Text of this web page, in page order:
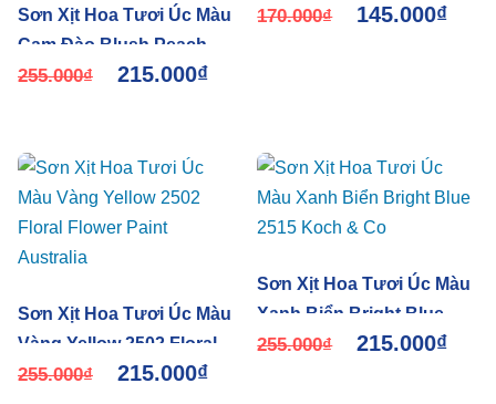
Sơn Xịt Hoa Tươi Úc Màu
Cam Đào Blush Peach
2504 Koch & Co Spray
255.000₫ 215.000₫
170.000₫ 145.000₫
Sơn Xịt Hoa Tươi Úc Màu
Vàng Yellow 2502 Floral
Flower Paint Australia
255.000₫ 215.000₫
Sơn Xịt Hoa Tươi Úc Màu
Xanh Biển Bright Blue
2515 Koch & Co
255.000₫ 215.000₫